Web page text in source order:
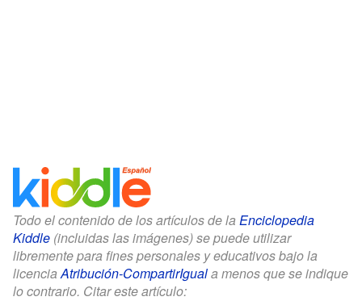
Todo el contenido de los artículos de la Enciclopedia
Kiddle (incluidas las imágenes) se puede utilizar
libremente para fines personales y educativos bajo la
licenciaAtribución-CompartirIguala menos que se indique
lo contrario. Citar este artículo: